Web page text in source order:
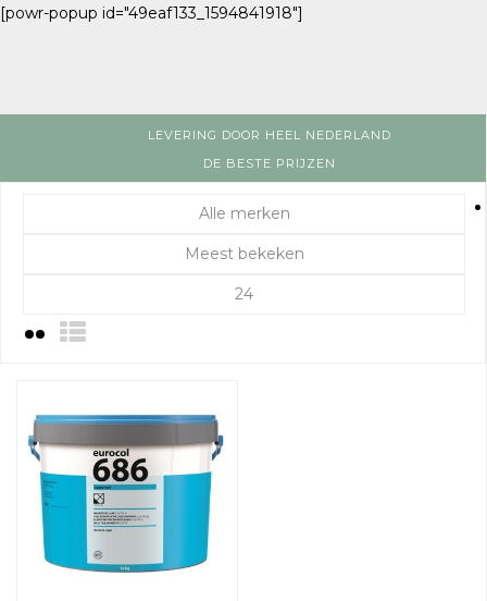
[powr-popup id="49eaf133_1594841918"]
LEVERING DOOR HEEL NEDERLAND
DE BESTE PRIJZEN
Alle merken
Meest bekeken
24